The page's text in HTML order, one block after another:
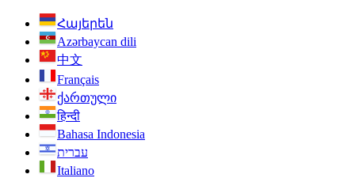
Հայերեն
Azərbaycan dili
中文
Français
ქართული
हिन्दी
Bahasa Indonesia
עברית
Italiano